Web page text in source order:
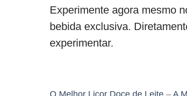
Experimente agora mesmo
bebida exclusiva.
experimentar.